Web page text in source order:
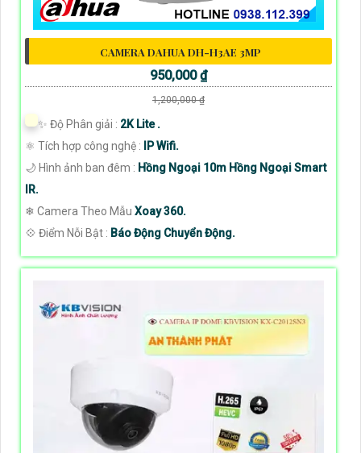
CAMERA DAHUA DH-H3AE 3MP
950,000 ₫
1,200,000 ₫
✨ Độ Phân giải : 2K Lite .
⚛️ Tích hợp công nghệ :
IP Wifi.
🌙 Hình ảnh ban đêm : Hồng Ngoại 10m Hồng Ngoại Smart
IR.
❄ Camera Theo Mẫu Xoay 360.
️💠 Điểm Nỗi Bật : Báo Động Chuyển Động.